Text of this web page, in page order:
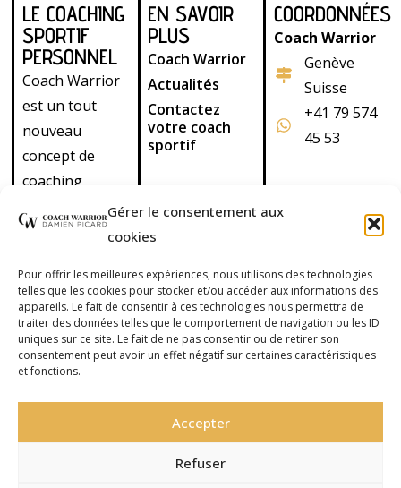
Gérer le consentement aux
cookies
Pour offrir les meilleures expériences, nous utilisons des technologies
telles que les cookies pour stocker et/ou accéder aux informations des
appareils. Le fait de consentir à ces technologies nous permettra de
traiter des données telles que le comportement de navigation ou les ID
uniques sur ce site. Le fait de ne pas consentir ou de retirer son
consentement peut avoir un effet négatif sur certaines caractéristiques
et fonctions.
Accepter
Refuser
LE COACHING
SPORTIF
PERSONNEL
Coach Warrior
est un tout
nouveau
concept de
coaching
personnalisé
vous proposant
complets, basé
sur le
functional
training.
Découvrez
également nos
EN SAVOIR
PLUS
Coach Warrior
Actualités
Contactez
votre coach
sportif
COORDONNÉES
Coach Warrior
Genève
Suisse
+41 79 574
45 53